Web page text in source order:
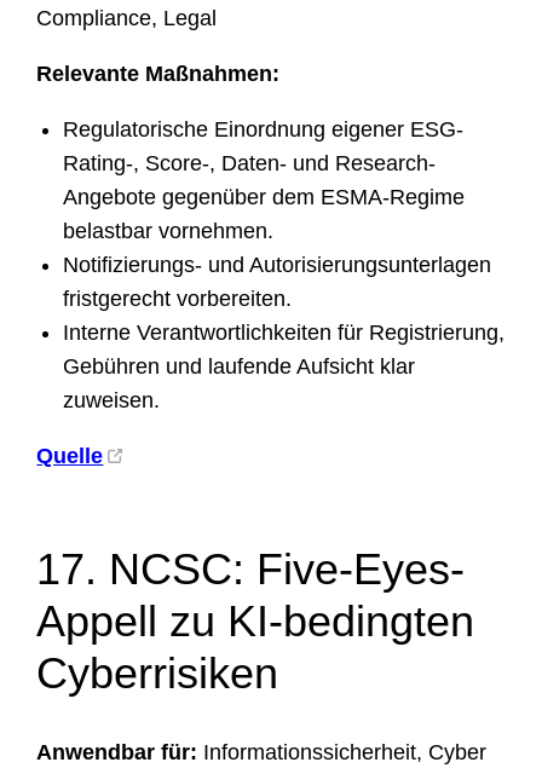
Compliance, Legal
Relevante Maßnahmen:
Regulatorische Einordnung eigener ESG-
Rating-, Score-, Daten- und Research-
Angebote gegenüber dem ESMA-Regime
belastbar vornehmen.
Notifizierungs- und Autorisierungsunterlagen
fristgerecht vorbereiten.
Interne Verantwortlichkeiten für Registrierung,
Gebühren und laufende Aufsicht klar
zuweisen.
Quelle
17. NCSC: Five-Eyes-
Appell zu KI-bedingten
Cyberrisiken
Anwendbar für: Informationssicherheit, Cyber